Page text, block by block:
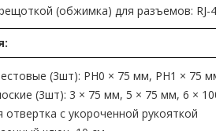
(обжимка) для разъемов: RJ-
(3шт): PH0 × 75 мм, PH1 × 75
(3шт): 3 × 75 мм, 5 × 75 мм, 6 ×
отвертка с укороченной рукояткой